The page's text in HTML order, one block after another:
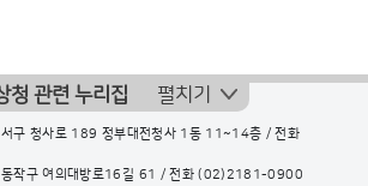
청 관련 누리집 펼치기
구 청사로 189 정부대전청사 1동 11~14층 / 전화
작구 여의대방로16길 61 / 전화(02)2181-0900